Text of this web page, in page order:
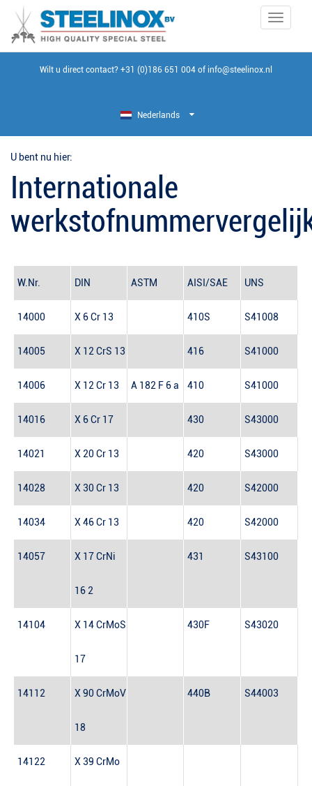
Toggle
Wilt u direct contact? +31 (0)186 651 004 of info@steelinox.nl
Nederlands
U bent nu hier:
Internationale
W.Nr. DIN ASTM AISI/SAE UNS
14000 X 6 Cr 13 410S S41008
14005 X 12 CrS 13 416 S41000
14006 X 12 Cr 13 A 182 F 6 a 410 S41000
14016 X 6 Cr 17 430 S43000
14021 X 20 Cr 13 420 S43000
14028 X 30 Cr 13 420 S42000
14034 X 46 Cr 13 420 S42000
14057 X 17 CrNi
16 2
431 S43100
14104 X 14 CrMoS
17
430F S43020
14112 X 90 CrMoV
18
440B S44003
14122 X 39 CrMo